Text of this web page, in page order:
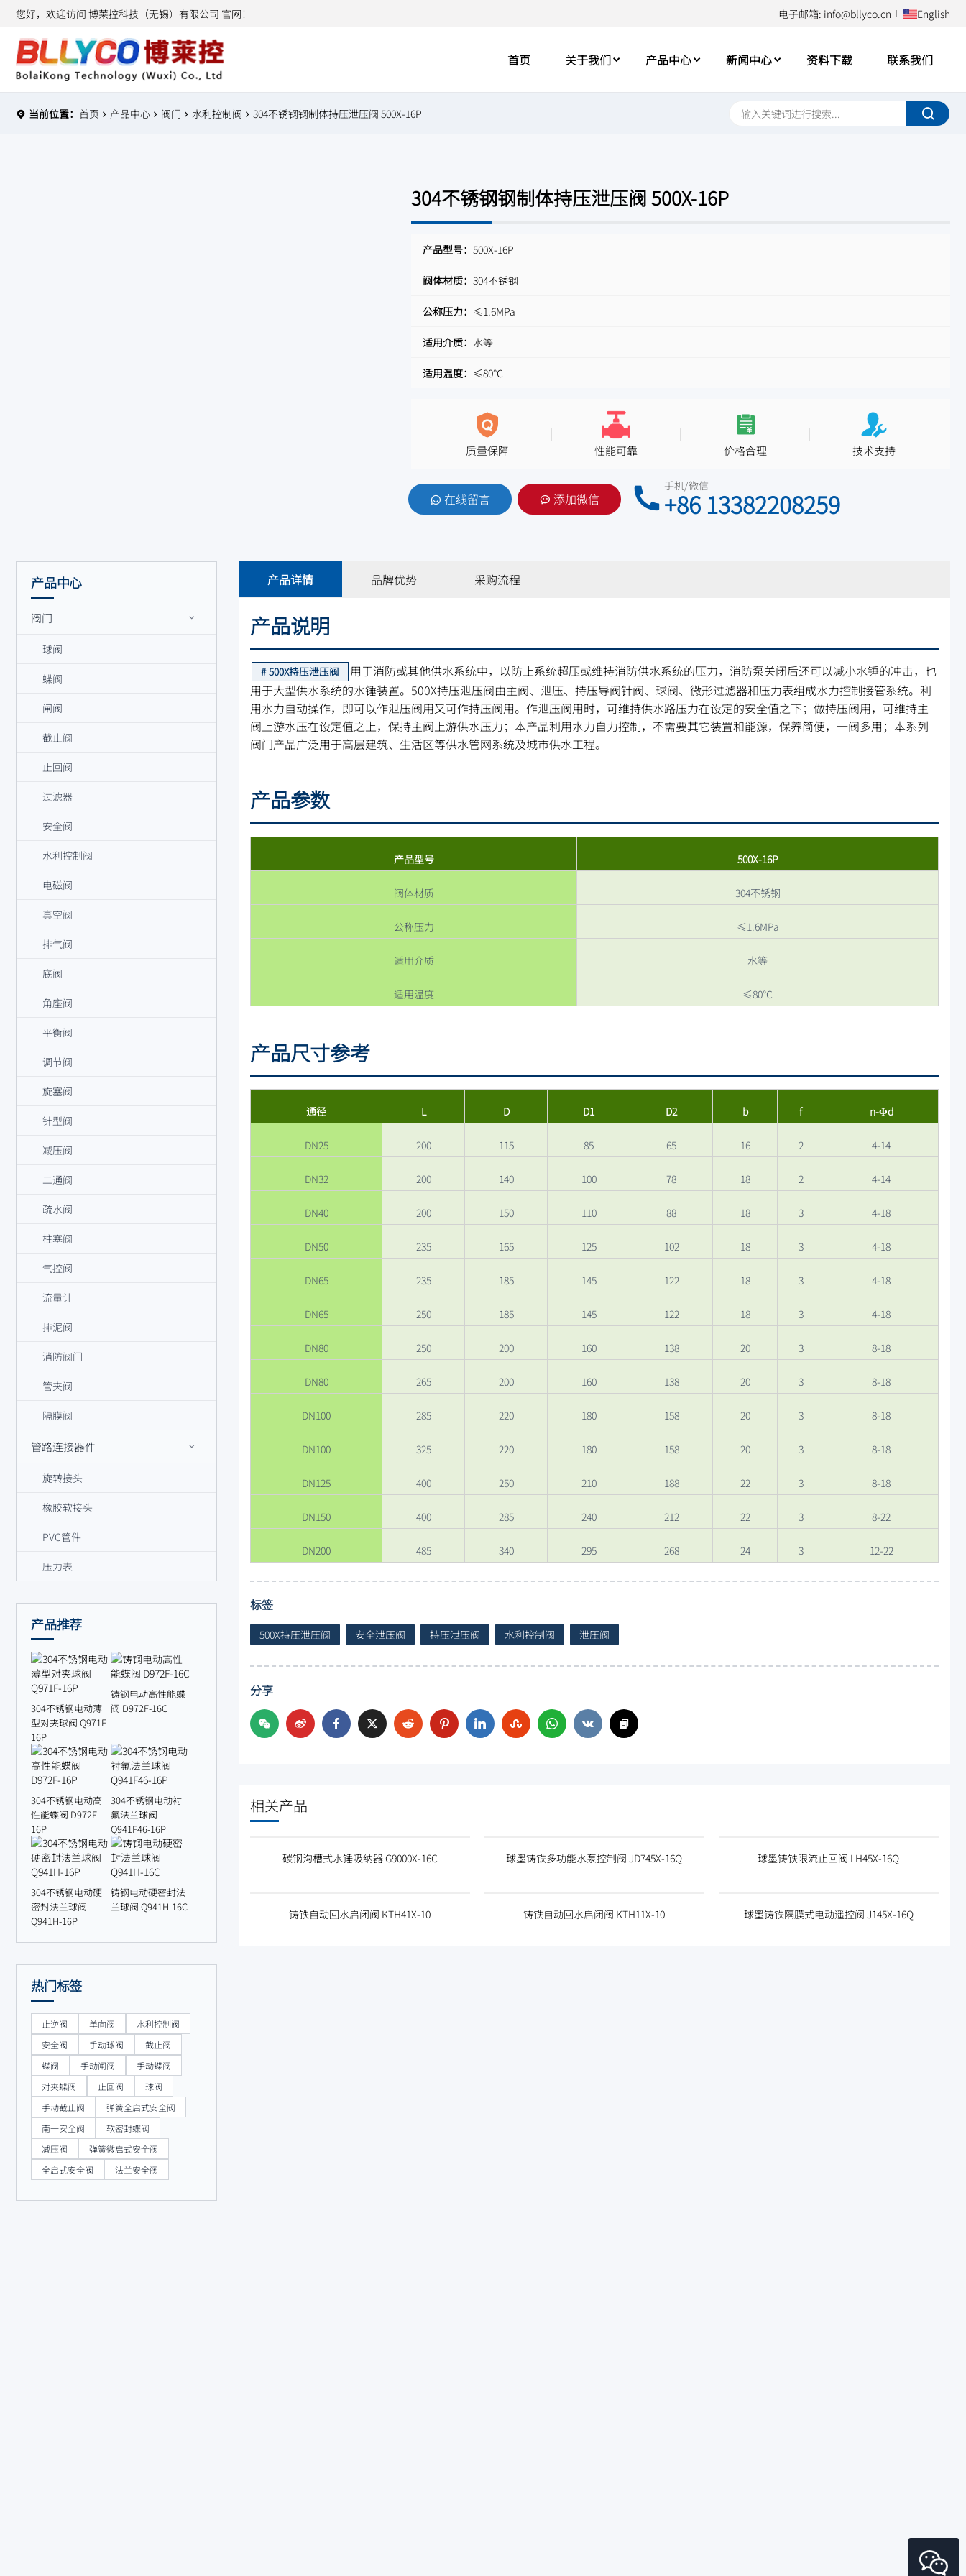
您好，欢迎访问 博莱控科技（无锡）有限公司 官网！ 电子邮箱: info@bllyco.cn English
首页 关于我们 产品中心 新闻中心 资料下载 联系我们
当前位置： 首页 产品中心 阀门 水利控制阀 304不锈钢钢制体持压泄压阀 500X-16P
304不锈钢钢制体持压泄压阀 500X-16P
产品型号： 500X-16P
阀体材质： 304不锈钢
公称压力： ≤1.6MPa
适用介质： 水等
适用温度： ≤80℃
质量保障 性能可靠 价格合理 技术支持
在线留言 添加微信
手机/微信
+86 13382208259
产品中心
阀门
球阀
蝶阀
闸阀
截止阀
止回阀
过滤器
安全阀
水利控制阀
电磁阀
真空阀
排气阀
底阀
角座阀
平衡阀
调节阀
旋塞阀
针型阀
减压阀
二通阀
疏水阀
柱塞阀
气控阀
流量计
排泥阀
消防阀门
管夹阀
隔膜阀
管路连接器件
旋转接头
橡胶软接头
PVC管件
压力表
产品推荐
304不锈钢电动薄
型对夹球阀 Q971F-
16P
铸钢电动高性能蝶
阀 D972F-16C
304不锈钢电动高
性能蝶阀 D972F-
16P
304不锈钢电动衬
氟法兰球阀
Q941F46-16P
304不锈钢电动硬
密封法兰球阀
Q941H-16P
铸钢电动硬密封法
兰球阀 Q941H-16C
热门标签
止逆阀 单向阀
水利控制阀
安全阀
手动球阀
截止阀
蝶阀
手动闸阀
手动蝶阀
对夹蝶阀
止回阀
球阀
手动截止阀
弹簧全启式安全阀
南一安全阀
软密封蝶阀
减压阀
弹簧微启式安全阀
全启式安全阀
法兰安全阀
产品详情 品牌优势 采购流程
产品说明
500X持压泄压阀
用于消防或其他供水系统中，以防止系统超压或维持消防供水系统的压力，消防泵关闭后还可以减小水锤的冲击，也
用于大型供水系统的水锤装置。500X持压泄压阀由主阀、泄压、持压导阀针阀、球阀、微形过滤器和压力表组成水力控制接管系统。利
用水力自动操作，即可以作泄压阀用又可作持压阀用。作泄压阀用时，可维持供水路压力在设定的安全值之下；做持压阀用，可维持主
阀上游水压在设定值之上，保持主阀上游供水压力；本产品利用水力自力控制，不需要其它装置和能源，保养简便，一阀多用；本系列
阀门产品广泛用于高层建筑、生活区等供水管网系统及城市供水工程。
产品参数
产品型号 500X-16P
阀体材质 304不锈钢
公称压力 ≤1.6MPa
适用介质 水等
适用温度 ≤80℃
产品尺寸参考
通径 L D D1 D2 b f n-Φd
DN25 200 115 85 65 16 2 4-14
DN32 200 140 100 78 18 2 4-14
DN40 200 150 110 88 18 3 4-18
DN50 235 165 125 102 18 3 4-18
DN65 235 185 145 122 18 3 4-18
DN65 250 185 145 122 18 3 4-18
DN80 250 200 160 138 20 3 8-18
DN80 265 200 160 138 20 3 8-18
DN100 285 220 180 158 20 3 8-18
DN100 325 220 180 158 20 3 8-18
DN125 400 250 210 188 22 3 8-18
DN150 400 285 240 212 22 3 8-22
DN200 485 340 295 268 24 3 12-22
标签
500X持压泄压阀 安全泄压阀 持压泄压阀 水利控制阀 泄压阀
分享
相关产品
碳钢沟槽式水锤吸纳器 G9000X-16C 球墨铸铁多功能水泵控制阀 JD745X-16Q 球墨铸铁限流止回阀 LH45X-16Q
铸铁自动回水启闭阀 KTH41X-10 铸铁自动回水启闭阀 KTH11X-10 球墨铸铁隔膜式电动遥控阀 J145X-16Q